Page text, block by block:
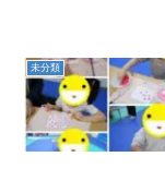
未分類